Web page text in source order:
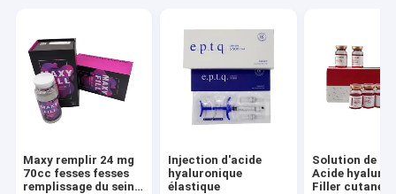
Maxy remplir 24 mg
70cc fesses fesses
remplissage du sein
Injection d'acide
hyaluronique
élastique
Solution de
Acide
Filler cutané